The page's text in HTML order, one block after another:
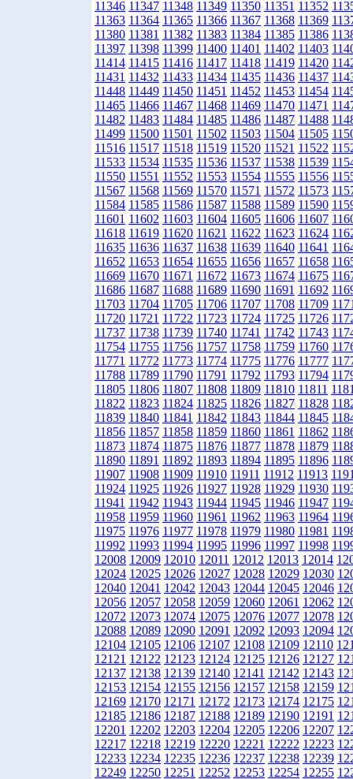
11346 11347 11348 11349 11350 11351 11352
11363 11364 11365 11366 11367 11368 11369
11380 11381 11382 11383 11384 11385 11386
11397 11398 11399 11400 11401 11402 11403
11414 11415 11416 11417 11418 11419 11420
11431 11432 11433 11434 11435 11436 11437
11448 11449 11450 11451 11452 11453 11454
11465 11466 11467 11468 11469 11470 11471
11482 11483 11484 11485 11486 11487 11488
11499 11500 11501 11502 11503 11504 11505
11516 11517 11518 11519 11520 11521 11522
11533 11534 11535 11536 11537 11538 11539
11550 11551 11552 11553 11554 11555 11556
11567 11568 11569 11570 11571 11572 11573
11584 11585 11586 11587 11588 11589 11590
11601 11602 11603 11604 11605 11606 11607
11618 11619 11620 11621 11622 11623 11624
11635 11636 11637 11638 11639 11640 11641
11652 11653 11654 11655 11656 11657 11658
11669 11670 11671 11672 11673 11674 11675
11686 11687 11688 11689 11690 11691 11692
11703 11704 11705 11706 11707 11708 11709
11720 11721 11722 11723 11724 11725 11726
11737 11738 11739 11740 11741 11742 11743
11754 11755 11756 11757 11758 11759 11760
11771 11772 11773 11774 11775 11776 11777
11788 11789 11790 11791 11792 11793 11794
11805 11806 11807 11808 11809 11810 11811
11822 11823 11824 11825 11826 11827 11828
11839 11840 11841 11842 11843 11844 11845
11856 11857 11858 11859 11860 11861 11862
11873 11874 11875 11876 11877 11878 11879
11890 11891 11892 11893 11894 11895 11896
11907 11908 11909 11910 11911 11912 11913
11924 11925 11926 11927 11928 11929 11930
11941 11942 11943 11944 11945 11946 11947
11958 11959 11960 11961 11962 11963 11964
11975 11976 11977 11978 11979 11980 11981
11992 11993 11994 11995 11996 11997 11998
12008 12009 12010 12011 12012 12013 12014
12024 12025 12026 12027 12028 12029 12030
12040 12041 12042 12043 12044 12045 12046
12056 12057 12058 12059 12060 12061 12062
12072 12073 12074 12075 12076 12077 12078
12088 12089 12090 12091 12092 12093 12094
12104 12105 12106 12107 12108 12109 12110
12121 12122 12123 12124 12125 12126 12127
12137 12138 12139 12140 12141 12142 12143
12153 12154 12155 12156 12157 12158 12159
12169 12170 12171 12172 12173 12174 12175
12185 12186 12187 12188 12189 12190 12191
12201 12202 12203 12204 12205 12206 12207
12217 12218 12219 12220 12221 12222 12223
12233 12234 12235 12236 12237 12238 12239
12249 12250 12251 12252 12253 12254 12255